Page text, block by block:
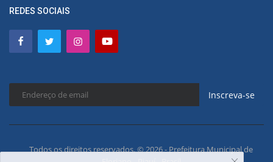
REDES SOCIAIS
Inscreva-se
Todos os direitos reservados. © 2026 - Prefeitura Municipal de